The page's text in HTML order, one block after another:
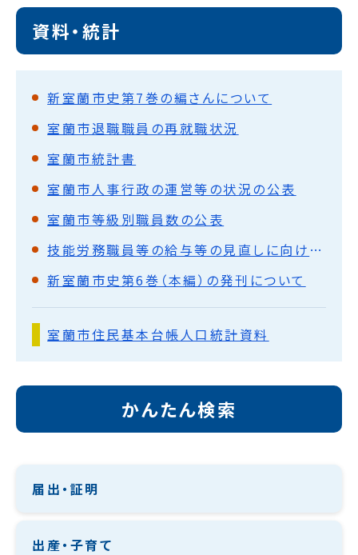
資料・統計
新室蘭市史第7巻の編さんについて
室蘭市退職職員の再就職状況
室蘭市統計書
室蘭市人事行政の運営等の状況の公表
室蘭市等級別職員数の公表
技能労務職員等の給与等の見直しに向けた取組方針
新室蘭市史第6巻（本編）の発刊について
室蘭市住民基本台帳人口統計資料
かんたん検索
届出・証明
出産・子育て